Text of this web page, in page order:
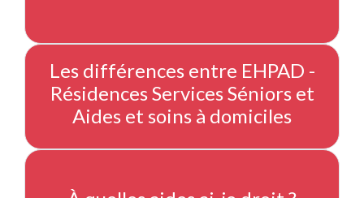
Les différences entre EHPAD -
Résidences Services Séniors et
Aides et soins à domiciles